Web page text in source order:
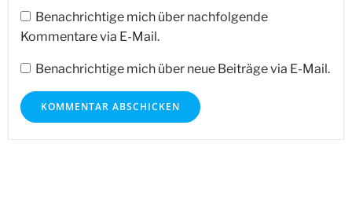
Benachrichtige mich über nachfolgende
Kommentare via E-Mail.
Benachrichtige mich über neue Beiträge via E-Mail.